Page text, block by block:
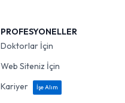
PROFESYONELLER
Doktorlar İçin
Web Siteniz İçin
Kariyer
İşe Alım